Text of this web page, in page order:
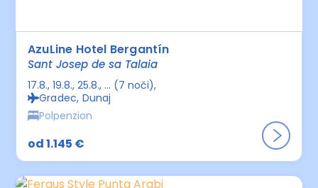
AzuLine Hotel Bergantín
Sant Josep de sa Talaia
17.8., 19.8., 25.8., ... (7 noči)
Gradec, Dunaj
Polpenzion
od 1.145 €